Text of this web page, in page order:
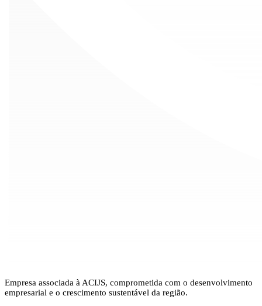
Empresa associada à ACIJS, comprometida com o desenvolvimento
empresarial e o crescimento sustentável da região.